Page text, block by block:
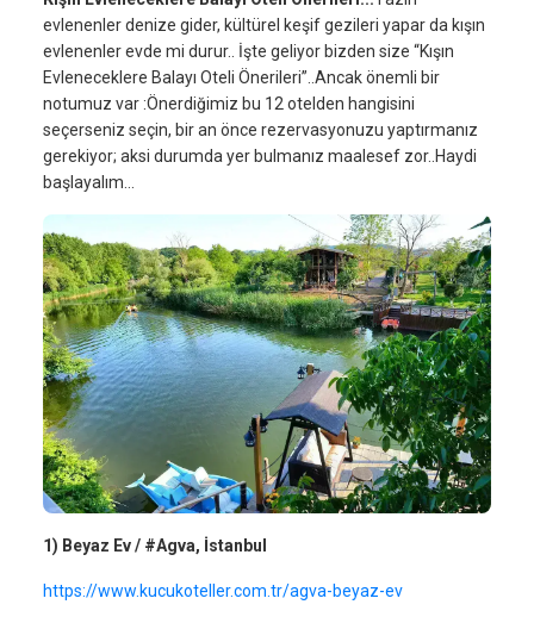
evlenenler denize gider, kültürel keşif gezileri yapar da kışın
evlenenler evde mi durur.. İşte geliyor bizden size “Kışın
Evleneceklere Balayı Oteli Önerileri”..Ancak önemli bir
notumuz var :Önerdiğimiz bu 12 otelden hangisini
seçerseniz seçin, bir an önce rezervasyonuzu yaptırmanız
gerekiyor; aksi durumda yer bulmanız maalesef zor..Haydi
başlayalım...
1) Beyaz Ev / #Agva, İstanbul
https://www.kucukoteller.com.tr/agva-beyaz-ev